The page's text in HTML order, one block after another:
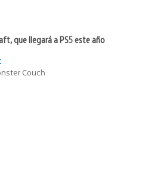
que llegará a PS5 este año
Couch